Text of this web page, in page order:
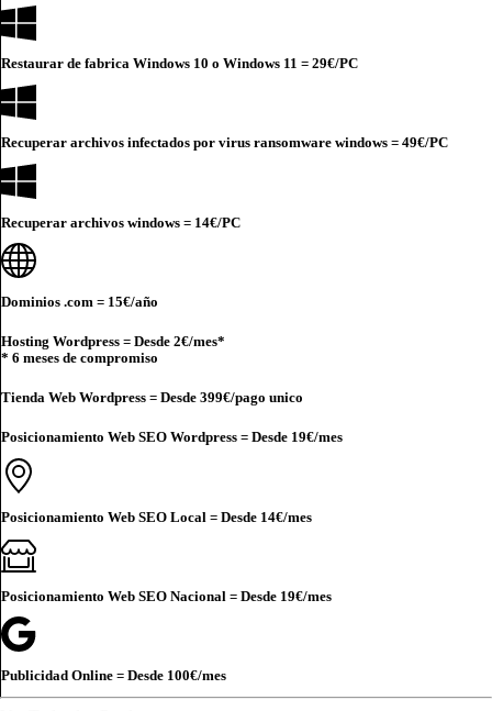
Restaurar de fabrica Windows 10 o Windows 11 = 29€/PC
Recuperar archivos infectados por virus ransomware windows = 49€/PC
Recuperar archivos windows = 14€/PC
Dominios .com = 15€/año
Hosting Wordpress = Desde 2€/mes*
* 6 meses de compromiso
Tienda Web Wordpress = Desde 399€/pago unico
Posicionamiento Web SEO Wordpress = Desde 19€/mes
Posicionamiento Web SEO Local = Desde 14€/mes
Posicionamiento Web SEO Nacional = Desde 19€/mes
Publicidad Online = Desde 100€/mes